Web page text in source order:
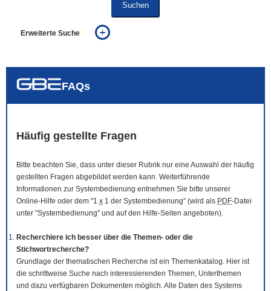
Suchen
Erweiterte Suche
auch in allen Texten suchen (Volltextsuche)
FAQs
Häufig gestellte Fragen
Bitte beachten Sie, dass unter dieser Rubrik nur eine Auswahl der häufig
gestellten Fragen abgebildet werden kann. Weiterführende
Informationen zur Systembedienung entnehmen Sie bitte unserer
Online-Hilfe oder dem "1 x 1 der Systembedienung" (wird als PDF-Datei
unter "Systembedienung" und auf den Hilfe-Seiten angeboten).
Recherchiere ich besser über die Themen- oder die
Stichwortrecherche?
Grundlage der thematischen Recherche ist ein Themenkatalog. Hier ist
die schrittweise Suche nach interessierenden Themen, Unterthemen
und dazu verfügbaren Dokumenten möglich. Alle Daten des Systems